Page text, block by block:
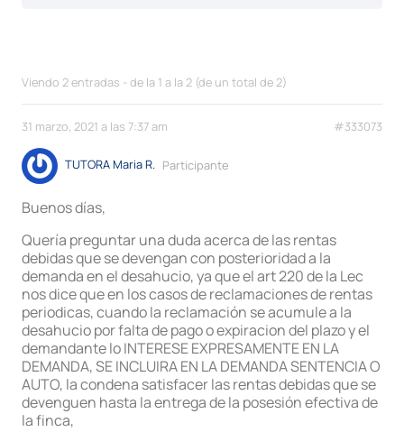
Viendo 2 entradas - de la 1 a la 2 (de un total de 2)
31 marzo, 2021 a las 7:37 am #333073
TUTORA Maria R. Participante
Buenos días,
Quería preguntar una duda acerca de las rentas
debidas que se devengan con posterioridad a la
demanda en el desahucio, ya que el art 220 de la Lec
nos dice que en los casos de reclamaciones de rentas
periodicas, cuando la reclamación se acumule a la
desahucio por falta de pago o expiracion del plazo y el
demandante lo INTERESE EXPRESAMENTE EN LA
DEMANDA, SE INCLUIRA EN LA DEMANDA SENTENCIA O
AUTO, la condena satisfacer las rentas debidas que se
devenguen hasta la entrega de la posesión efectiva de
la finca,